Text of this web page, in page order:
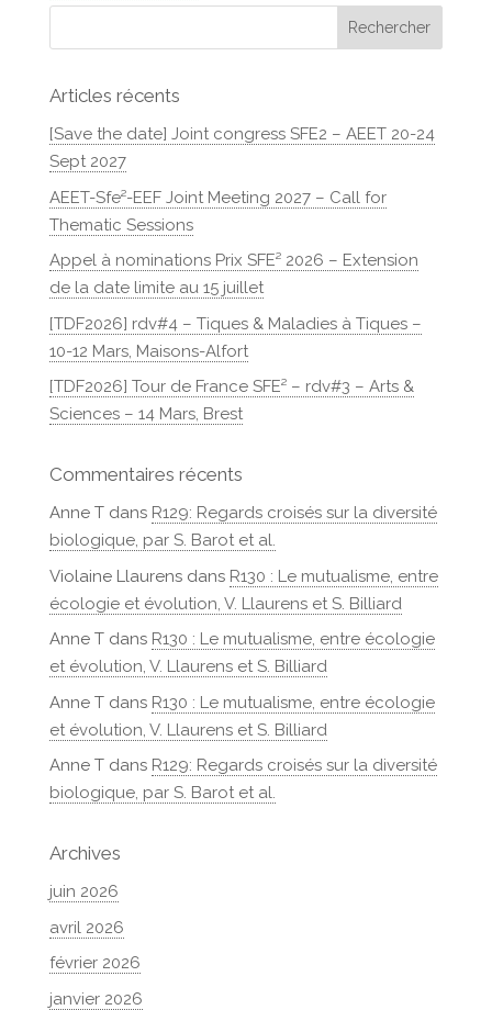
Articles récents
[Save the date] Joint congress SFE2 – AEET 20-24
Sept 2027
AEET-Sfe²-EEF Joint Meeting 2027 – Call for
Thematic Sessions
Appel à nominations Prix SFE² 2026 – Extension
de la date limite au 15 juillet
[TDF2026] rdv#4 – Tiques & Maladies à Tiques –
10-12 Mars, Maisons-Alfort
[TDF2026] Tour de France SFE² – rdv#3 – Arts &
Sciences – 14 Mars, Brest
Commentaires récents
Anne Tdans R129: Regards croisés sur la diversité
biologique, par S. Barot et al.
Violaine Llaurensdans R130 : Le mutualisme, entre
écologie et évolution, V. Llaurens et S. Billiard
Anne Tdans R130 : Le mutualisme, entre écologie
et évolution, V. Llaurens et S. Billiard
Anne Tdans R130 : Le mutualisme, entre écologie
et évolution, V. Llaurens et S. Billiard
Anne Tdans R129: Regards croisés sur la diversité
biologique, par S. Barot et al.
Archives
juin 2026
avril 2026
février 2026
janvier 2026